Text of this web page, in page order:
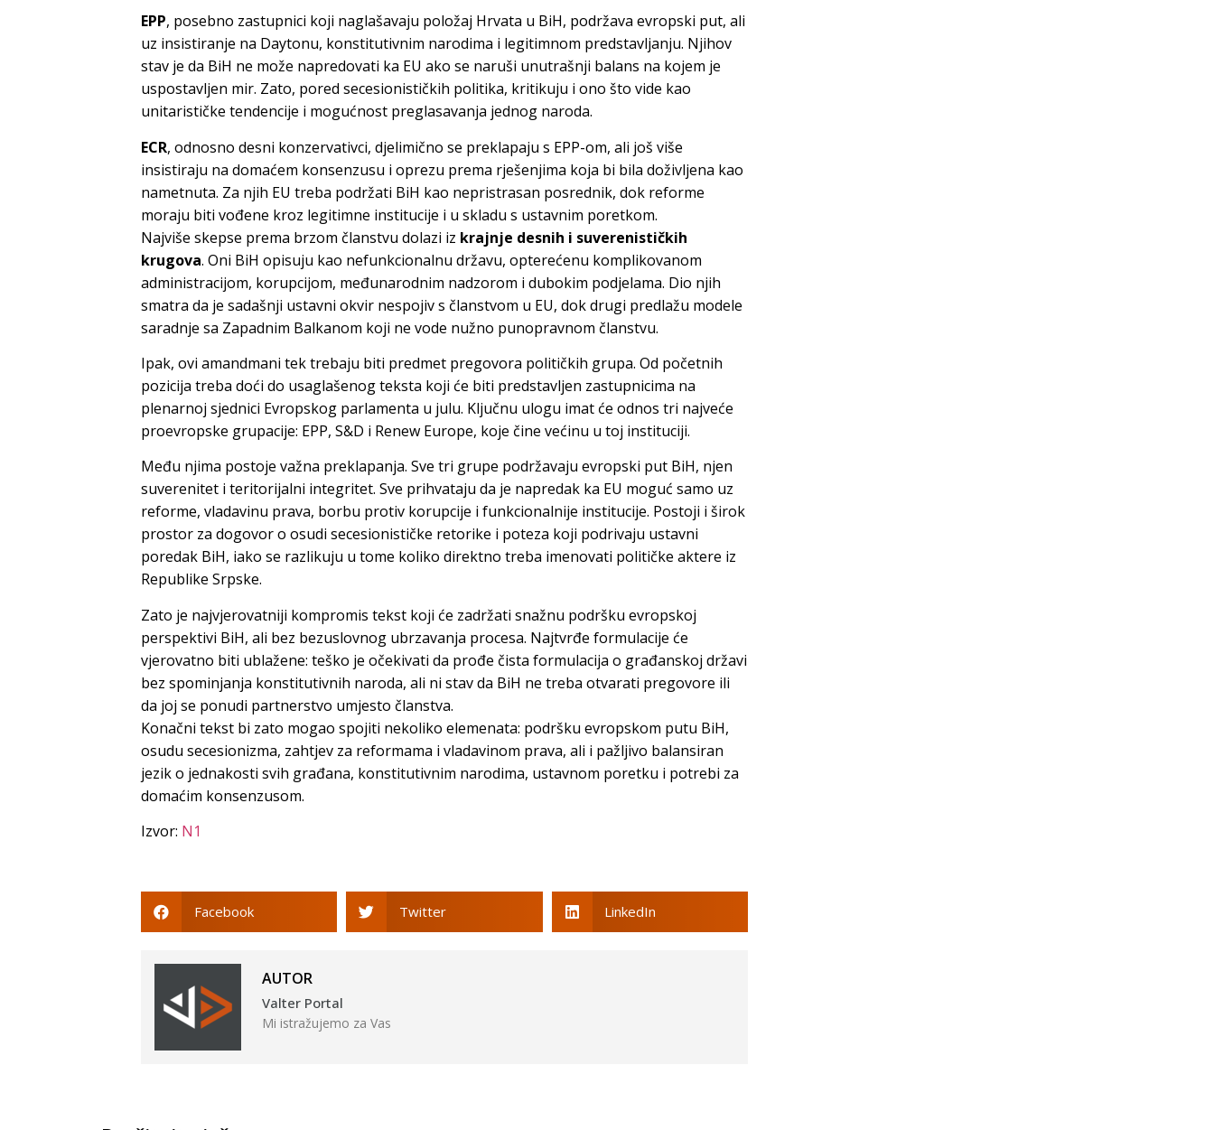
EPP, posebno zastupnici koji naglašavaju položaj Hrvata u BiH, podržava evropski put, ali
uz insistiranje na Daytonu, konstitutivnim narodima i legitimnom predstavljanju. Njihov
stav je da BiH ne može napredovati ka EU ako se naruši unutrašnji balans na kojem je
uspostavljen mir. Zato, pored secesionističkih politika, kritikuju i ono što vide kao
unitarističke tendencije i mogućnost preglasavanja jednog naroda.
ECR, odnosno desni konzervativci, djelimično se preklapaju s EPP-om, ali još više
insistiraju na domaćem konsenzusu i oprezu prema rješenjima koja bi bila doživljena kao
nametnuta. Za njih EU treba podržati BiH kao nepristrasan posrednik, dok reforme
moraju biti vođene kroz legitimne institucije i u skladu s ustavnim poretkom.
Najviše skepse prema brzom članstvu dolazi iz krajnje desnih i suverenističkih
krugova. Oni BiH opisuju kao nefunkcionalnu državu, opterećenu komplikovanom
administracijom, korupcijom, međunarodnim nadzorom i dubokim podjelama. Dio njih
smatra da je sadašnji ustavni okvir nespojiv s članstvom u EU, dok drugi predlažu modele
saradnje sa Zapadnim Balkanom koji ne vode nužno punopravnom članstvu.
Ipak, ovi amandmani tek trebaju biti predmet pregovora političkih grupa. Od početnih
pozicija treba doći do usaglašenog teksta koji će biti predstavljen zastupnicima na
plenarnoj sjednici Evropskog parlamenta u julu. Ključnu ulogu imat će odnos tri najveće
proevropske grupacije: EPP, S&D i Renew Europe, koje čine većinu u toj instituciji.
Među njima postoje važna preklapanja. Sve tri grupe podržavaju evropski put BiH, njen
suverenitet i teritorijalni integritet. Sve prihvataju da je napredak ka EU moguć samo uz
reforme, vladavinu prava, borbu protiv korupcije i funkcionalnije institucije. Postoji i širok
prostor za dogovor o osudi secesionističke retorike i poteza koji podrivaju ustavni
poredak BiH, iako se razlikuju u tome koliko direktno treba imenovati političke aktere iz
Republike Srpske.
Zato je najvjerovatniji kompromis tekst koji će zadržati snažnu podršku evropskoj
perspektivi BiH, ali bez bezuslovnog ubrzavanja procesa. Najtvrđe formulacije će
vjerovatno biti ublažene: teško je očekivati da prođe čista formulacija o građanskoj državi
bez spominjanja konstitutivnih naroda, ali ni stav da BiH ne treba otvarati pregovore ili
da joj se ponudi partnerstvo umjesto članstva.
Konačni tekst bi zato mogao spojiti nekoliko elemenata: podršku evropskom putu BiH,
osudu secesionizma, zahtjev za reformama i vladavinom prava, ali i pažljivo balansiran
jezik o jednakosti svih građana, konstitutivnim narodima, ustavnom poretku i potrebi za
domaćim konsenzusom.
Izvor: N1
Facebook Twitter LinkedIn
AUTOR
Valter Portal
Mi istražujemo za Vas